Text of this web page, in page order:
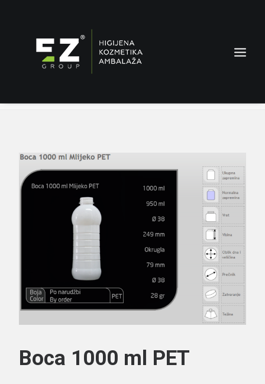
AMBALAŽA
Search
Boca 1000 ml PET
Boca 1000 ml PET